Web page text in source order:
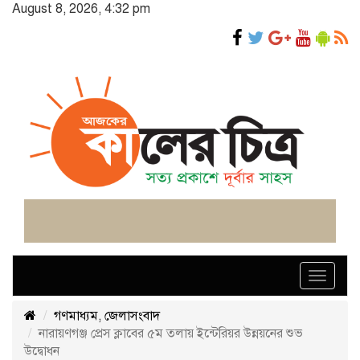
August 8, 2026, 4:32 pm
Toggle
গণমাধ্যম, জেলাসংবাদ
নারায়ণগঞ্জ প্রেস ক্লাবের ৫ম তলায় ইন্টেরিয়র উন্নয়নের শুভ
উদ্বোধন